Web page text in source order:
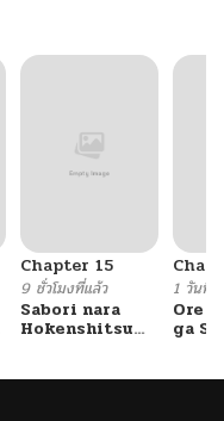
Chapter 15
9 ชั่วโมงที่แล้ว
Sabori nara
Hokenshitsu
1 วันที่แ
Ore
ga
Tag